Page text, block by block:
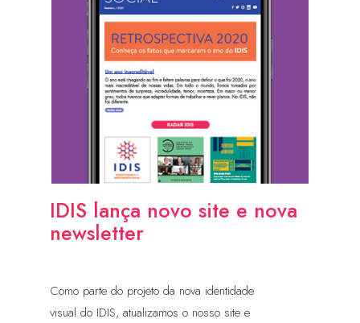
IDIS lança novo site e nova
newsletter
Como parte do projeto da nova identidade
visual do IDIS, atualizamos o nosso site e